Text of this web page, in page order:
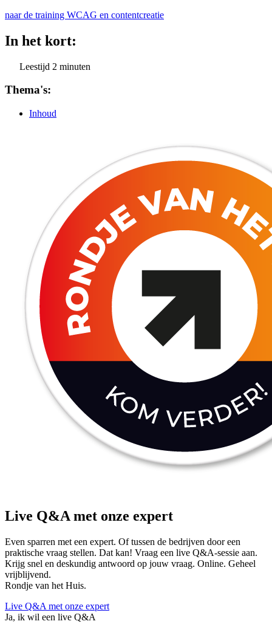
naar de training WCAG en contentcreatie
In het kort:
Leestijd 2 minuten
Thema's:
Inhoud
Live Q&A met onze expert
Even sparren met een expert. Of tussen de bedrijven door een
praktische vraag stellen. Dat kan! Vraag een live Q&A-sessie aan.
Krijg snel en deskundig antwoord op jouw vraag. Online. Geheel
vrijblijvend.
Rondje van het Huis.
Live Q&A met onze expert
Ja, ik wil een live Q&A